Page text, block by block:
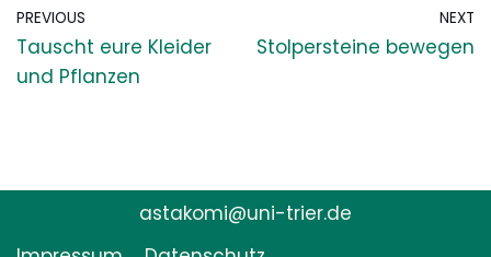
PREVIOUS
Tauscht eure Kleider
und Pflanzen
NEXT
Stolpersteine bewegen
astakomi@uni-trier.de